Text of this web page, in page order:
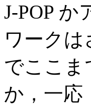
J-POP
ワーク
でここま
か，一応